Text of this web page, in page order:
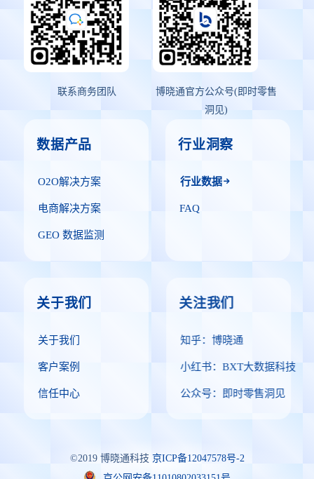
联系商务团队
博晓通官方公众号(即时零售
洞见)
数据产品
O2O解决方案
电商解决方案
GEO 数据监测
行业洞察
行业数据
FAQ
关于我们
关于我们
客户案例
信任中心
关注我们
知乎：博晓通
小红书：BXT大数据科技
公众号：即时零售洞见
©2019 博晓通科技 京ICP备12047578号-2